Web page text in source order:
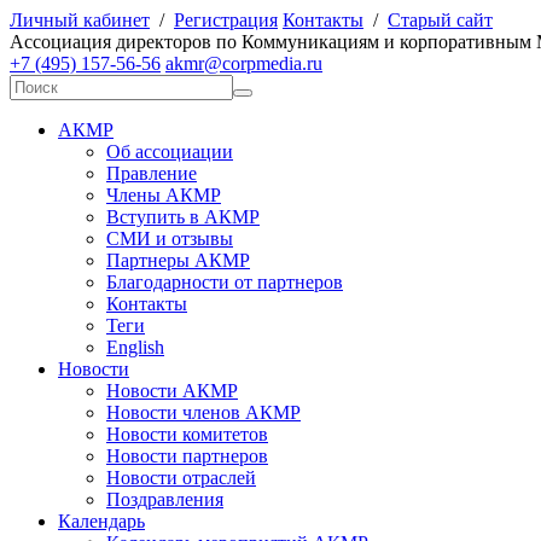
Личный кабинет / Регистрация Контакты / Старый сайт
Ассоциация директоров по Коммуникациям и корпоративным
+7 (495) 157-56-56 akmr@corpmedia.ru
АКМР
Об ассоциации
Правление
Члены АКМР
Вступить в АКМР
СМИ и отзывы
Партнеры АКМР
Благодарности от партнеров
Контакты
Теги
English
Новости
Новости АКМР
Новости членов АКМР
Новости комитетов
Новости партнеров
Новости отраслей
Поздравления
Календарь